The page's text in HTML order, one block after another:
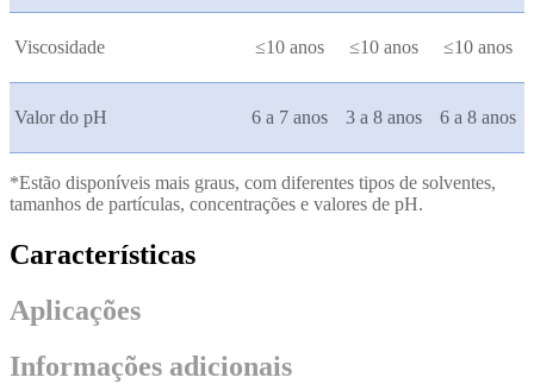
Viscosidade ≤10 anos ≤10 anos ≤10 anos
Valor do pH 6 a 7 anos 3 a 8 anos 6 a 8 anos
*Estão disponíveis mais graus, com diferentes tipos de solventes,
tamanhos de partículas, concentrações e valores de pH.
Características
Aplicações
Informações adicionais